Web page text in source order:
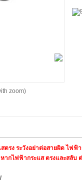
zoom)
รง ระวังอย่าต่อสายผิด ไฟ
ากไฟฟ้ากระแส ตรงและสลับ